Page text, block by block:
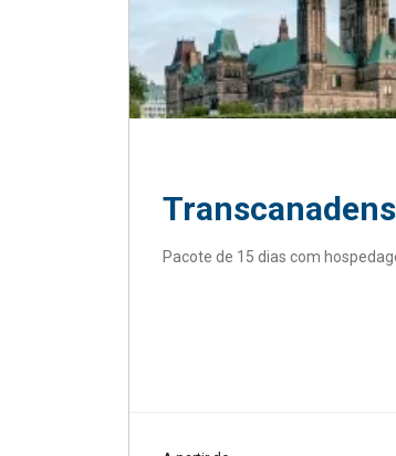
Pacote de 15 dias com